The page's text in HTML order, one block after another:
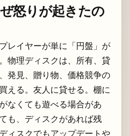
怒りが起きたの
レイヤーが単に「円盤」が
物理ディスクは、所有、貸
発見、贈り物、価格競争の
える。友人に貸せる。棚に
なくても遊べる場合があ
も、ディスクがあれば残
ィスクでもアップデートや